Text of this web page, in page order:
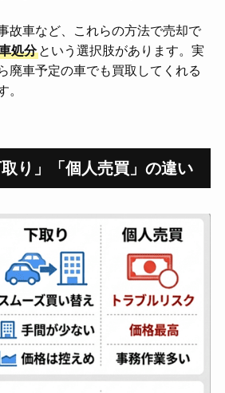
故車など、これらの方法で売却で
処分という選択肢があります。実
廃車予定の車でも買取してくれる
。
取り」「個人売買」の違い